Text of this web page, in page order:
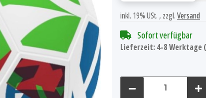
inkl. 19% USt. , zzgl.Versand
Sofort verfügbar
Lieferzeit: 4-8 Werktage